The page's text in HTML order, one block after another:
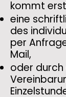
kommt
eine
des
per
Mail,
oder